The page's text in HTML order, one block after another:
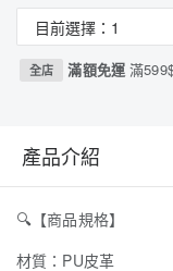
全店 滿額免運滿
產品介紹
🔍 【商品規格】
材質：PU皮革